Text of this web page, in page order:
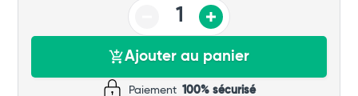
Ajouter au panier
Paiement 100% sécurisé